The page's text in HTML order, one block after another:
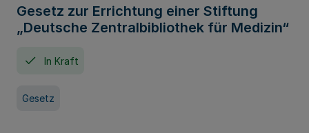
Gesetz zur Errichtung einer Stiftung
„Deutsche Zentralbibliothek für Medizin“
In Kraft
Gesetz